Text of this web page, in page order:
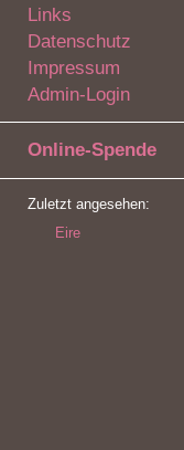
Links
Datenschutz
Impressum
Admin-Login
Online-Spende
Zuletzt angesehen:
Eire